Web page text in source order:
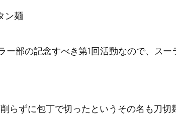
ン麺
部の記念すべき第1回活動なので、ス
らずに包丁で切ったというその名も刀